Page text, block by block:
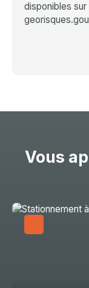
disponibles
Vous